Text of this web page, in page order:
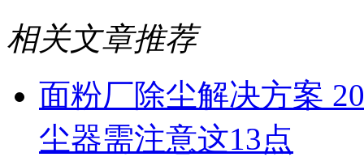
相关文章推荐
面粉厂除尘解决方案
尘器需注意这13点